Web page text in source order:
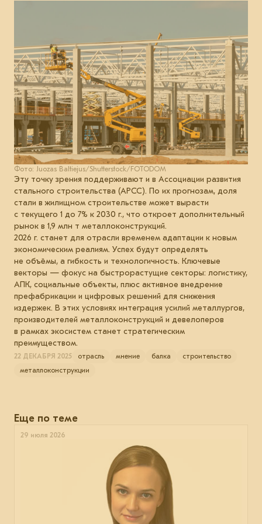
Фото: Juozas Baltiejus/Shutterstock/FOTODOM
Эту точку зрения поддерживают и в Ассоциации развития
стального строительства (АРСС). По их прогнозам, доля
стали в жилищном строительстве может вырасти
с текущего 1 до 7% к 2030 г., что откроет дополнительный
рынок в 1,9 млн т металлоконструкций.
2026 г. станет для отрасли временем адаптации к новым
экономическим реалиям. Успех будут определять
не объёмы, а гибкость и технологичность. Ключевые
векторы — фокус на быстрорастущие секторы: логистику,
АПК, социальные объекты, плюс активное внедрение
префабрикации и цифровых решений для снижения
издержек. В этих условиях интеграция усилий металлургов,
производителей металлоконструкций и девелоперов
в рамках экосистем станет стратегическим
преимуществом.
22 ДЕКАБРЯ 2025 отрасль мнение балка
строительство
металлоконструкции
Еще по теме
29 июля 2026